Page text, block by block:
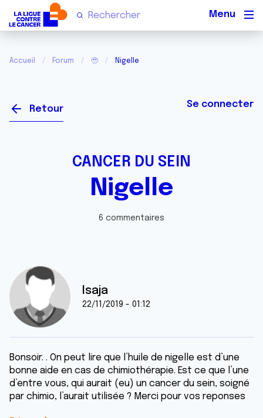
Accueil Forum 🥹 Nigelle
Retour Se connecter
CANCER DU SEIN
Nigelle
6 commentaires
Isaja
22/11/2019 - 01:12
Bonsoir. . On peut lire que l’huile de nigelle est d’une
bonne aide en cas de chimiothérapie. Est ce que l’une
d’entre vous, qui aurait (eu) un cancer du sein, soigné
par chimio, l’aurait utilisée ? Merci pour vos reponses